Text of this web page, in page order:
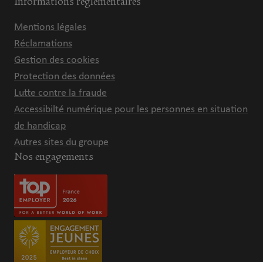
Mentions légales
Réclamations
Gestion des cookies
Protection des données
Lutte contre la fraude
Accessibilté numérique pour les personnes en situation
de handicap
Autres sites du groupe
Nos engagements